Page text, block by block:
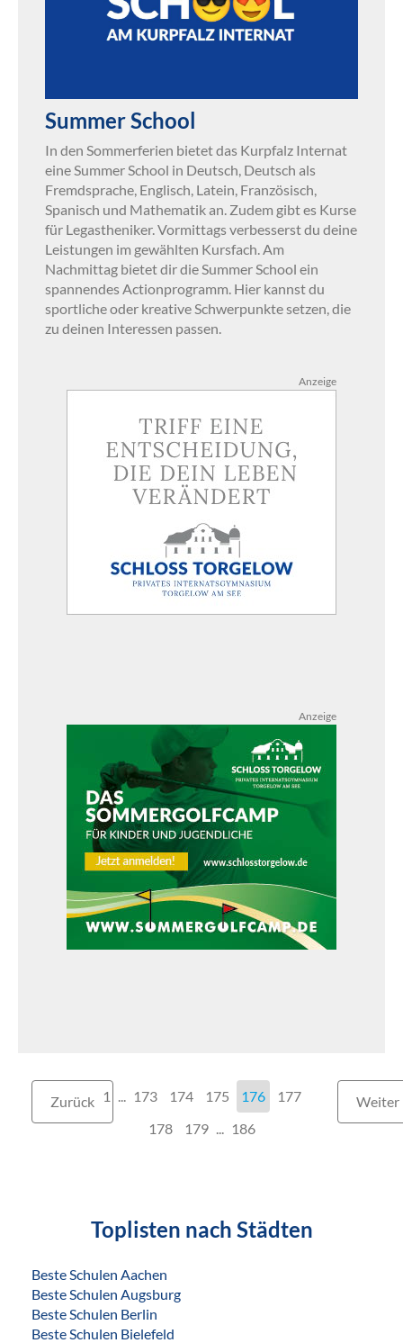
Summer School
In den Sommerferien bietet das Kurpfalz Internat
eine Summer School in Deutsch, Deutsch als
Fremdsprache, Englisch, Latein, Französisch,
Spanisch und Mathematik an. Zudem gibt es Kurse
für Legastheniker. Vormittags verbesserst du deine
Leistungen im gewählten Kursfach. Am
Nachmittag bietet dir die Summer School ein
spannendes Actionprogramm. Hier kannst du
sportliche oder kreative Schwerpunkte setzen, die
zu deinen Interessen passen.
Anzeige
Anzeige
Zurück 1 ... 173 174 175 176
177
178
179 ... 186
Weiter
Toplisten nach Städten
Beste Schulen Aachen
Beste Schulen Augsburg
Beste Schulen Berlin
Beste Schulen Bielefeld